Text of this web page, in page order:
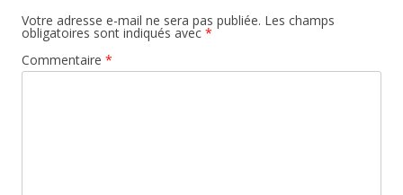
Votre adresse e-mail ne sera pas publiée. Les champs
obligatoires sont indiqués avec *
Commentaire *